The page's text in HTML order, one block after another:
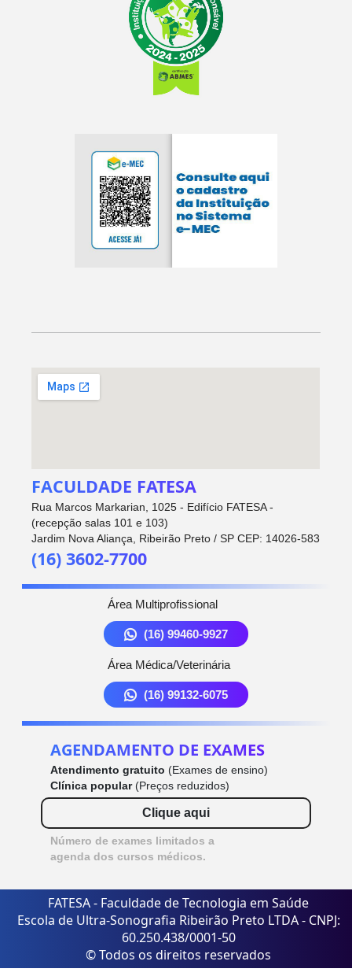
FACULDADE FATESA
Rua Marcos Markarian, 1025 - Edifício FATESA -
(recepção salas 101 e 103)
Jardim Nova Aliança, Ribeirão Preto / SP CEP: 14026-583
(16) 3602-7700
Área Multiprofissional
(16) 99460-9927
Área Médica/Veterinária
(16) 99132-6075
AGENDAMENTO DE EXAMES
Atendimento gratuito (Exames de ensino)
Clínica popular(Preços reduzidos)
Clique aqui
Número de exames limitados a
agenda dos cursos médicos.
FATESA - Faculdade de Tecnologia em Saúde
Escola de Ultra-Sonografia Ribeirão Preto LTDA - CNPJ:
60.250.438/0001-50
© Todos os direitos reservados